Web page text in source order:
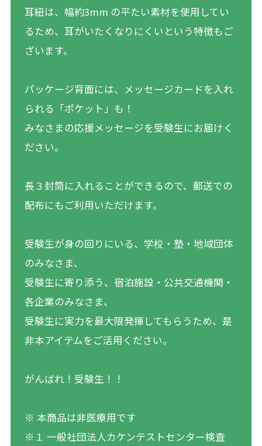
耳紐は、幅約3mm の平たい素材を使用してい
るため、耳がいたくなりにくいという特徴もご
ざいます。
パッケージ背面には、メッセージカードを入れ
られる「ポケット」も！
みなさまの応援メッセージを受験生にお届けく
ださい。
長３封筒に入れることができるので、郵送での
配布にもご利用いただけます。
受験生が身の回りにいる、学校・塾・地域団体
のみなさま、
受験生に寄り添う、宿泊施設・公共交通機関・
各企業のみなさま、
受験生に実力を最大限発揮してもらうため、是
非本アイテムをご活用ください。
がんばれ！受験生！！
※ 本商品は非医療用です
※１ 一般社団法人カケンテストセンター検査